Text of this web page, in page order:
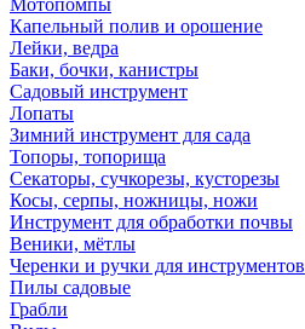
Мотопомпы
Капельный полив и орошение
Лейки, ведра
Баки, бочки, канистры
Садовый инструмент
Лопаты
Зимний инструмент для сада
Топоры, топорища
Секаторы, сучкорезы, кусторезы
Косы, серпы, ножницы, ножи
Инструмент для обработки почвы
Веники, мётлы
Черенки и ручки для инструментов
Пилы садовые
Грабли